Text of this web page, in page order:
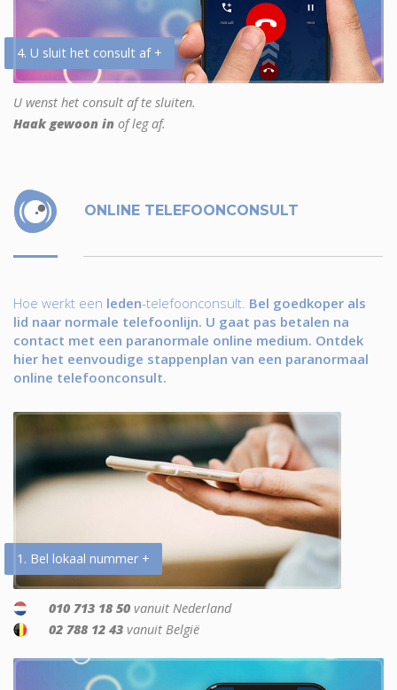
4. U sluit het consult af +
U wenst het consult af te sluiten.
Haak gewoon in of leg af.
ONLINE TELEFOONCONSULT
Hoe werkt een leden-telefoonconsult. Bel goedkoper als
lid naar normale telefoonlijn. U gaat pas betalen na
contact met een paranormale online medium. Ontdek
hier het eenvoudige stappenplan van een paranormaal
online telefoonconsult.
1. Bel lokaal nummer +
010 713 18 50 vanuit Nederland
02 788 12 43 vanuit België